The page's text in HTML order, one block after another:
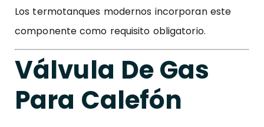
Los termotanques modernos incorporan este
componente como requisito obligatorio.
Válvula De Gas
Para Calefón